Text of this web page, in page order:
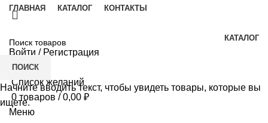
ГЛАВНАЯ КАТАЛОГ КОНТАКТЫ
КАТАЛОГ
Войти / Регистрация
Список желаний
0 товаров / 0,00 ₽
Меню
ПОИСК
Начните вводить текст, чтобы увидеть товары, которые вы
ищете.